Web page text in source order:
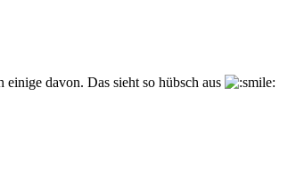
davon. Das sieht so hübsch aus